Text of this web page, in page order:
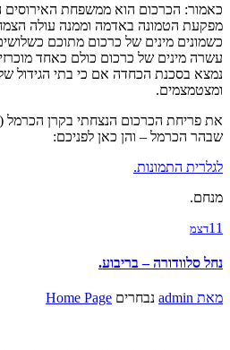
כאמור: הכרכום הוא ממשפחת האירוסים
מפקעת הטמונה באדמה וממנה עולה
כשמונים מינים של כרכום מתוכם
עשרה מינים של כרכום כולם כאחד
נמצא בסכנת הכחדה אם כי בתי הגידול
ומצטמצמים.
את פריחת הכרכום הנצחתי בקרן
שבהר הכרמל – והן כאן לפניכם:
לגלרית התמונות.
מנחם.
11דצמ
נחל סלוודורה – בריבוע.
מאת admin נבחרים Home Page